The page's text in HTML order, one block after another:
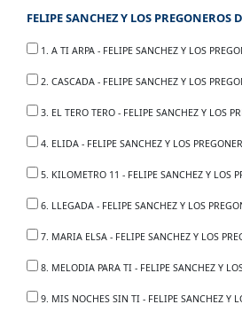
1. A TI ARPA - FELIPE SANCHEZ Y LOS
2. CASCADA - FELIPE SANCHEZ Y LOS
3. EL TERO TERO - FELIPE SANCHEZ Y LOS
4. ELIDA - FELIPE SANCHEZ Y LOS
5. KILOMETRO 11 - FELIPE SANCHEZ Y LOS
6. LLEGADA - FELIPE SANCHEZ Y LOS
7. MARIA ELSA - FELIPE SANCHEZ Y LOS
8. MELODIA PARA TI - FELIPE SANCHEZ Y LOS
9. MIS NOCHES SIN TI - FELIPE SANCHEZ Y LOS